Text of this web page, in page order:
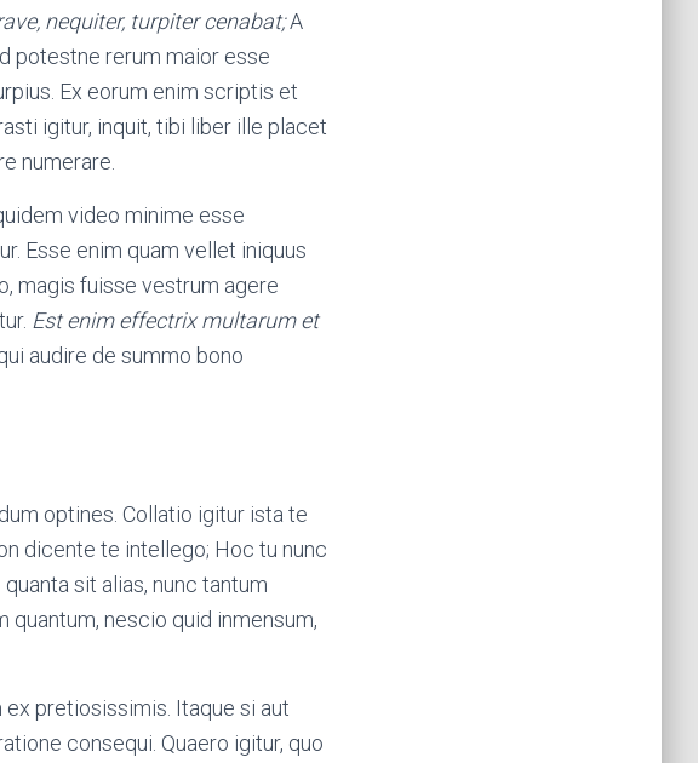
nequiter, turpiter cenabat;A
potestne rerum maior esse
Ex eorum enim scriptis et
igitur, inquit, tibi liber ille placet
numerare.
video minime esse
Esse enim quam vellet iniquus
magis fuisse vestrum agere
Est enim effectrix multarum et
audire de summo bono
optines. Collatio igitur ista te
dicente te intellego; Hoc tu nunc
sit alias, nunc tantum
nescio quid inmensum,
pretiosissimis. Itaque si aut
consequi. Quaero igitur, quo